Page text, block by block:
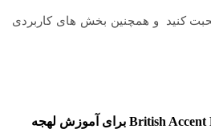
کنید و همچنین بخش های کاربردی
British Accent برای آموزش لهجه